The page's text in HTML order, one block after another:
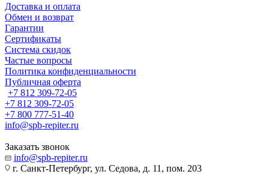
Доставка и оплата
Обмен и возврат
Гарантии
Сертификаты
Система скидок
Частые вопросы
Политика конфиденциальности
Публичная оферта
+7 812 309-72-05
+7 812 309-72-05
+7 800 777-51-40
info@spb-repiter.ru
Заказать звонок
info@spb-repiter.ru
г. Санкт-Петербург, ул. Седова, д. 11, пом. 203